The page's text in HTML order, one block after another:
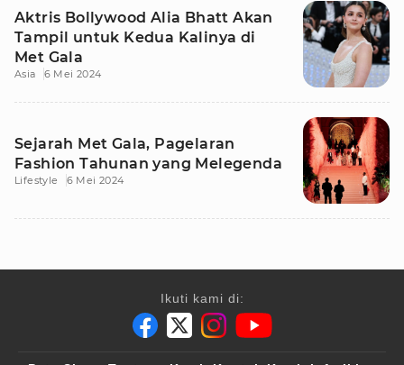
Aktris Bollywood Alia Bhatt Akan
Tampil untuk Kedua Kalinya di
Met Gala
Asia 6 Mei 2024
Sejarah Met Gala, Pagelaran
Fashion Tahunan yang Melegenda
Lifestyle 6 Mei 2024
Ikuti kami di: